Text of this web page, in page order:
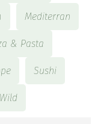
Mediterran
& Pasta
Sushi
Wild